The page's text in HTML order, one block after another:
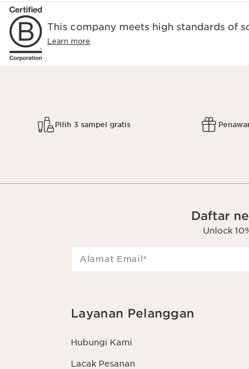
This company meets high standards of
Learn more
Pilih 3 sampel gratis
Daftar
Unlock
Alamat Email *
Layanan Pelanggan
Hubungi Kami
Lacak Pesanan